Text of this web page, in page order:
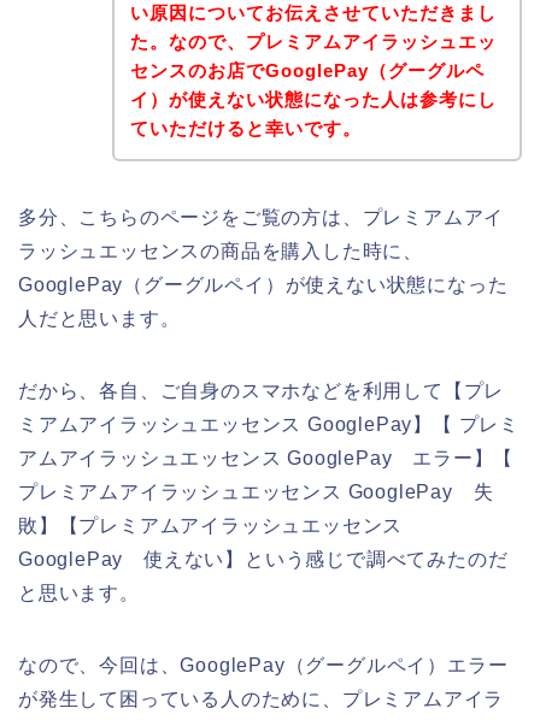
い原因についてお伝えさせていただきまし
た。なので、プレミアムアイラッシュエッ
センスのお店でGooglePay（グーグルペ
イ）が使えない状態になった人は参考にし
ていただけると幸いです。
多分、こちらのページをご覧の方は、プレミアムアイ
ラッシュエッセンスの商品を購入した時に、
GooglePay（グーグルペイ）が使えない状態になった
人だと思います。
だから、各自、ご自身のスマホなどを利用して【プレ
ミアムアイラッシュエッセンス GooglePay】【 プレミ
アムアイラッシュエッセンス GooglePay エラー】【
プレミアムアイラッシュエッセンス GooglePay 失
敗】【プレミアムアイラッシュエッセンス
GooglePay 使えない】という感じで調べてみたのだ
と思います。
なので、今回は、GooglePay（グーグルペイ）エラー
が発生して困っている人のために、プレミアムアイラ